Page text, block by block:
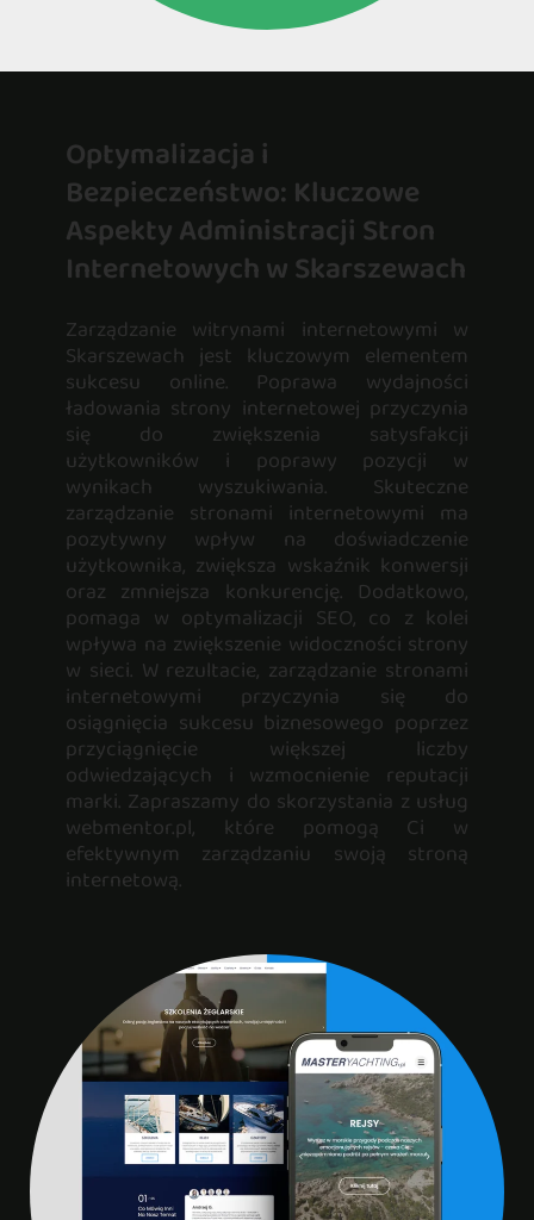
Optymalizacja i
Bezpieczeństwo: Kluczowe
Aspekty Administracji Stron
Internetowych w Skarszewach
Zarządzanie witrynami internetowymi w
Skarszewach jest kluczowym elementem
sukcesu online. Poprawa wydajności
ładowania strony internetowej przyczynia
się do zwiększenia satysfakcji
użytkowników i poprawy pozycji w
wynikach wyszukiwania. Skuteczne
zarządzanie stronami internetowymi ma
pozytywny wpływ na doświadczenie
użytkownika, zwiększa wskaźnik konwersji
oraz zmniejsza konkurencję. Dodatkowo,
pomaga w optymalizacji SEO, co z kolei
wpływa na zwiększenie widoczności strony
w sieci. W rezultacie, zarządzanie stronami
internetowymi przyczynia się do
osiągnięcia sukcesu biznesowego poprzez
przyciągnięcie większej liczby
odwiedzających i wzmocnienie reputacji
marki. Zapraszamy do skorzystania z usług
webmentor.pl, które pomogą Ci w
efektywnym zarządzaniu swoją stroną
internetową.